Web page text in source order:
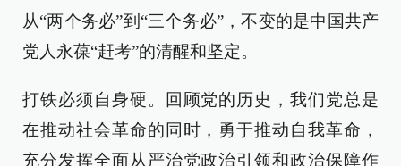
从“两个务必”到“三个务必”，不变的是中国共产
党人永葆“赶考”的清醒和坚定。
打铁必须自身硬。回顾党的历史，我们党总是
在推动社会革命的同时，勇于推动自我革命，
充分发挥全面从严治党政治引领和政治保障作